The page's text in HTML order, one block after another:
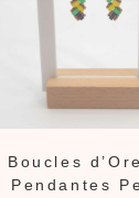
Boucles
Pendantes